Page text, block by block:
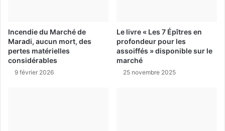
Incendie du Marché de
Maradi, aucun mort, des
pertes matérielles
considérables
9 février 2026
Le livre « Les 7 Épîtres en
profondeur pour les
assoiffés » disponible sur le
marché
25 novembre 2025